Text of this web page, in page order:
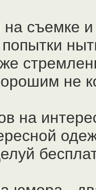
съемке и
не
на